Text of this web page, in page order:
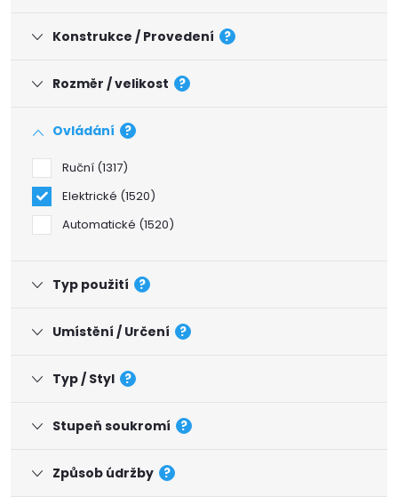
Konstrukce / Provedení ?
Rozměr / velikost ?
Ovládání ?
Ruční 1317
Elektrické 1520
Automatické 1520
Typ použití ?
Umístění / Určení ?
Typ / Styl ?
Stupeň soukromí ?
Způsob údržby ?